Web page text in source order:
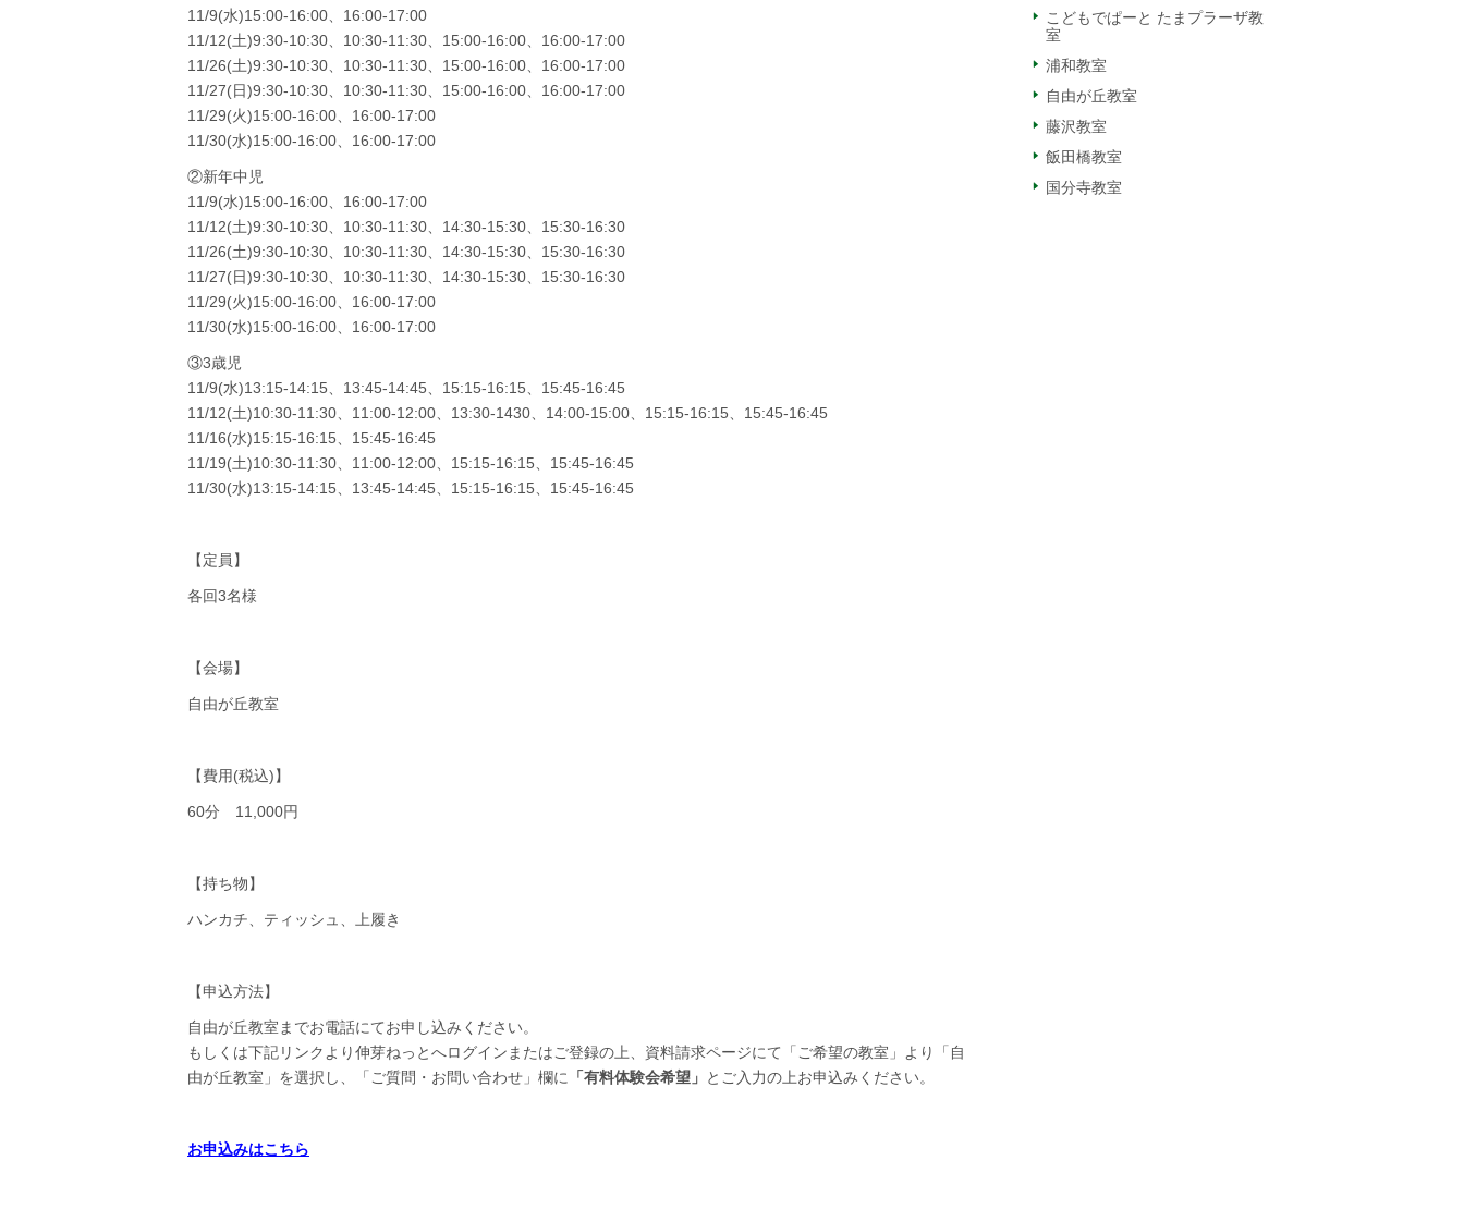
11/9(水)15:00-16:00、16:00-17:00
11/12(土)9:30-10:30、10:30-11:30、15:00-16:00、16:00-17:00
11/26(土)9:30-10:30、10:30-11:30、15:00-16:00、16:00-17:00
11/27(日)9:30-10:30、10:30-11:30、15:00-16:00、16:00-17:00
11/29(火)15:00-16:00、16:00-17:00
11/30(水)15:00-16:00、16:00-17:00
②新年中児
11/9(水)15:00-16:00、16:00-17:00
11/12(土)9:30-10:30、10:30-11:30、14:30-15:30、15:30-16:30
11/26(土)9:30-10:30、10:30-11:30、14:30-15:30、15:30-16:30
11/27(日)9:30-10:30、10:30-11:30、14:30-15:30、15:30-16:30
11/29(火)15:00-16:00、16:00-17:00
11/30(水)15:00-16:00、16:00-17:00
③3歳児
11/9(水)13:15-14:15、13:45-14:45、15:15-16:15、15:45-16:45
11/12(土)10:30-11:30、11:00-12:00、13:30-1430、14:00-15:00、15:15-16:15、15:45-16:45
11/16(水)15:15-16:15、15:45-16:45
11/19(土)10:30-11:30、11:00-12:00、15:15-16:15、15:45-16:45
11/30(水)13:15-14:15、13:45-14:45、15:15-16:15、15:45-16:45
【定員】
各回3名様
【会場】
自由が丘教室
【費用(税込)】
60分 11,000円
【持ち物】
ハンカチ、ティッシュ、上履き
【申込方法】
自由が丘教室までお電話にてお申し込みください。
もしくは下記リンクより伸芽ねっとへログインまたはご登録の上、資料請求ページにて「ご希望の教室」より「自
由が丘教室」を選択し、「ご質問・お問い合わせ」欄に
「有料体験会希望 」 とご入力の上お申込みください。
お申込みはこちら
こどもでぱーと たまプラーザ教
室
浦和教室
自由が丘教室
藤沢教室
飯田橋教室
国分寺教室